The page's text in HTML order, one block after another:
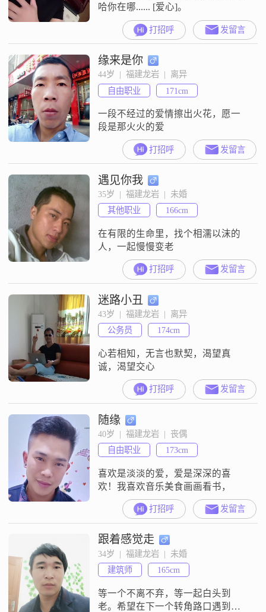
哈你在哪...... [爱心]。
打招呼 发留言
缘来是你
44岁  |  福建龙岩  |  离异
自由职业
171cm
一段不经过的爱情擦出火花，愿一
段是那火火的爱
打招呼 发留言
遇见你我
35岁  |  福建龙岩  |  未婚
其他职业
166cm
在有限的生命里，找个相濡以沫的
人，一起慢慢变老
打招呼 发留言
迷路小丑
43岁  |  福建龙岩  |  离异
公务员
174cm
心若相知，无言也默契，渴望真
诚，渴望交心
打招呼 发留言
随缘
40岁  |  福建龙岩  |  丧偶
自由职业
173cm
喜欢是淡淡的爱，爱是深深的喜
欢！我喜欢音乐美食画画看书，
打招呼 发留言
跟着感觉走
34岁  |  福建龙岩  |  未婚
建筑师
165cm
等一个不离不弃，等一起白头到
老。希望在下一个转角路口遇到